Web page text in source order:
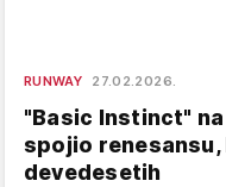
RUNWAY 27.02.2026.
"Basic Instinct"
spojio
devedesetih